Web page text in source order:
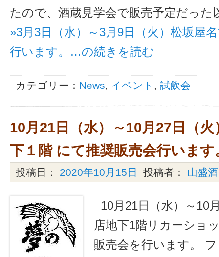
たので、酒蔵見学会で販売予定だった
»3月3日（水）～3月9日（火）松坂屋
行います。…の続きを読む
カテゴリー： News, イベント , 試飲会
10月21日（水）～10月27日（
下１階 にて推奨販売会行います
投稿日： 2020年10月15日 投稿者： 山盛
10月21日（水）～10
店地下1階リカーショ
販売会を行います。